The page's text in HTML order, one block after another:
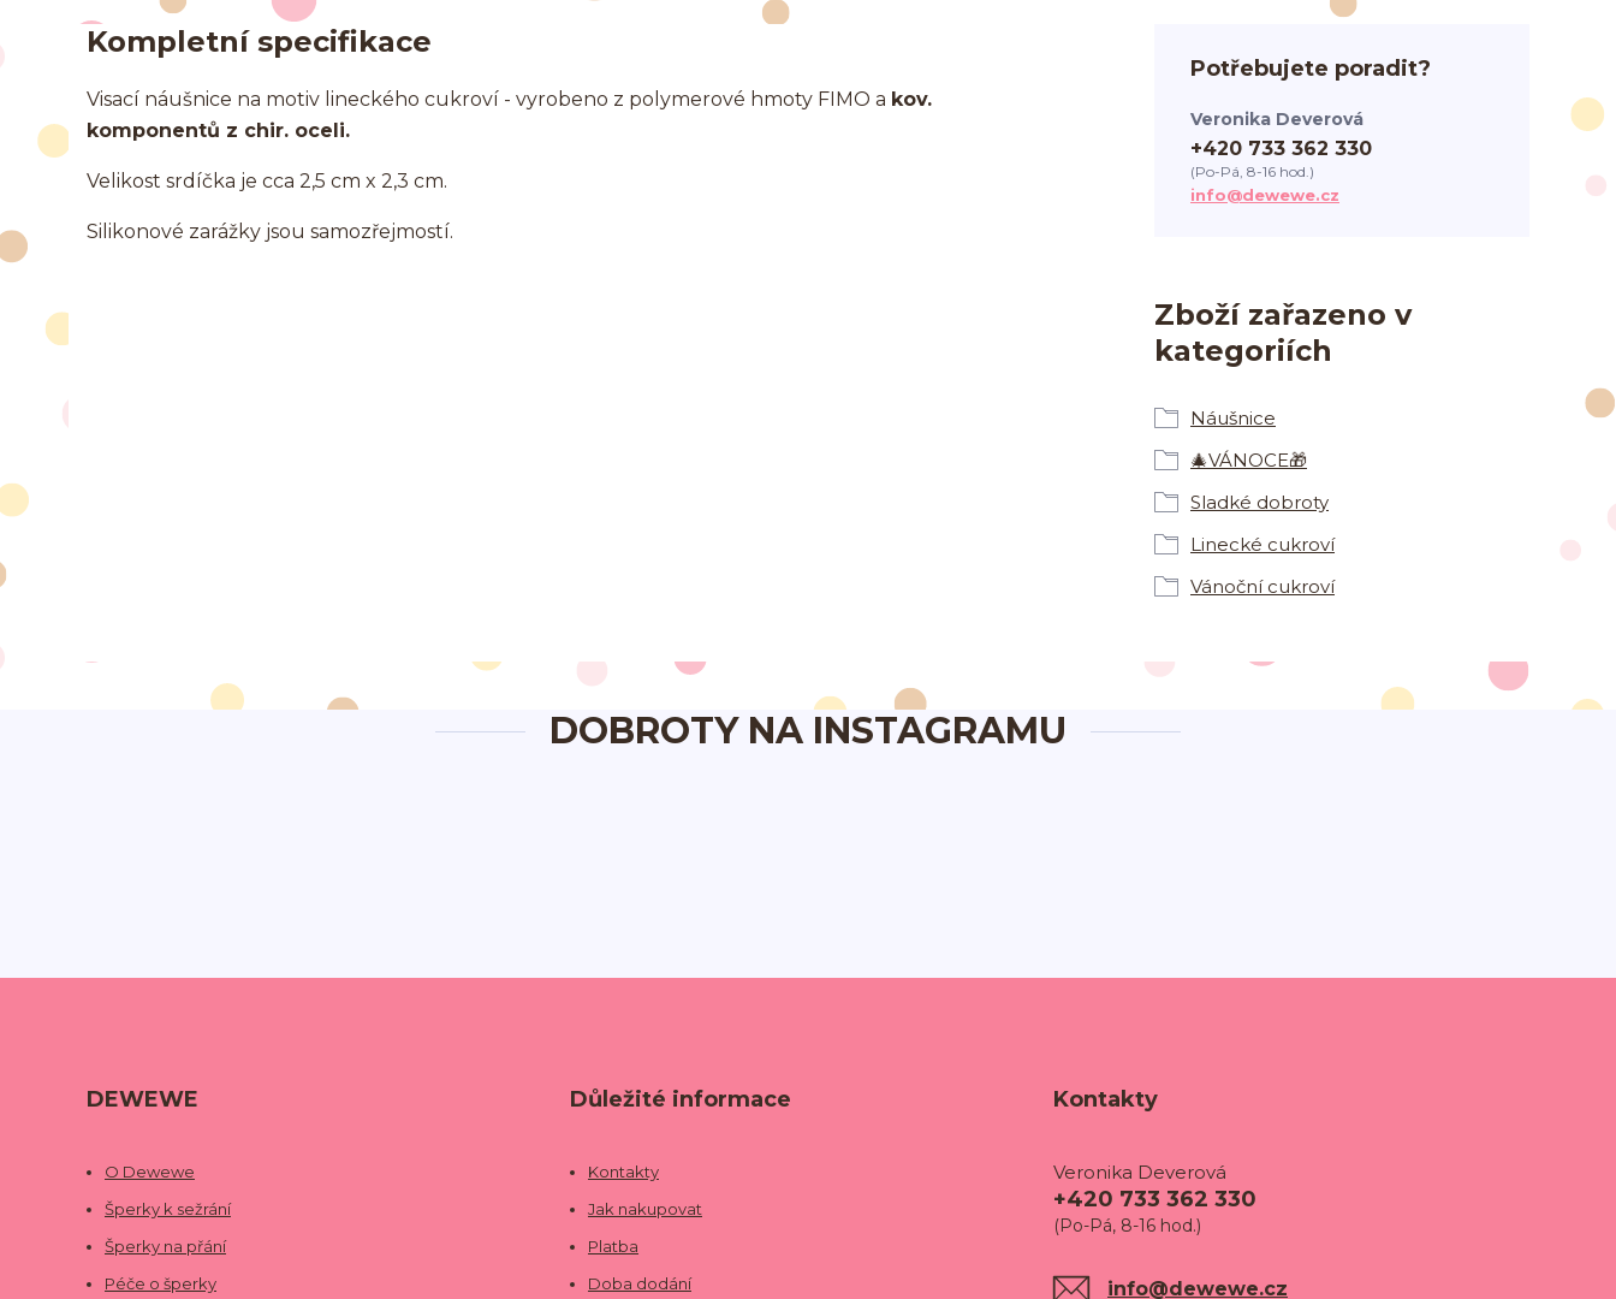
Kompletní specifikace
Visací náušnice na motiv lineckého cukroví - vyrobeno z polymerové hmoty FIMO a kov.
komponentů z chir. oceli.
Velikost srdíčka je cca 2,5 cm x 2,3 cm.
Silikonové zarážky jsou samozřejmostí.
Zboží zařazeno v
kategoriích
Náušnice
🎄VÁNOCE🎁
Sladké dobroty
Linecké cukroví
Vánoční cukroví
Potřebujete poradit?
Veronika Deverová
+420 733 362 330
(Po-Pá, 8-16 hod.)
info@dewewe.cz
DOBROTY NA INSTAGRAMU
DEWEWE
O Dewewe
Šperky k sežrání
Šperky na přání
Péče o šperky
Důležité informace
Kontakty
Jak nakupovat
Platba
Doba dodání
Kontakty
Veronika Deverová
+420 733 362 330
(Po-Pá, 8-16 hod.)
info@dewewe.cz